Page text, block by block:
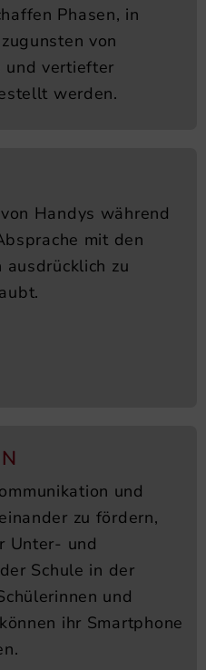
Phasen, in
von
und vertiefter
werden.
Handys während
mit den
zu
und
zu fördern,
Unter- und
Schule in der
und
ihr Smartphone